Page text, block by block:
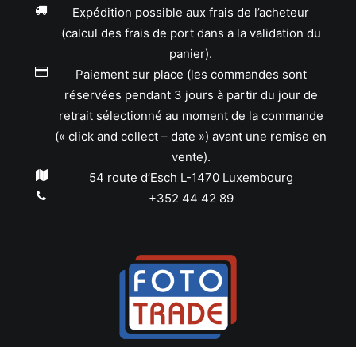
Expédition possible aux frais de l’acheteur
(calcul des frais de port dans a la validation du
panier).
Paiement sur place (les commandes sont
réservées pendant 3 jours à partir du jour de
retrait sélectionné au moment de la commande
(« click and collect – date ») avant une remise en
vente).
54 route d’Esch L-1470 Luxembourg
+352 44 42 89